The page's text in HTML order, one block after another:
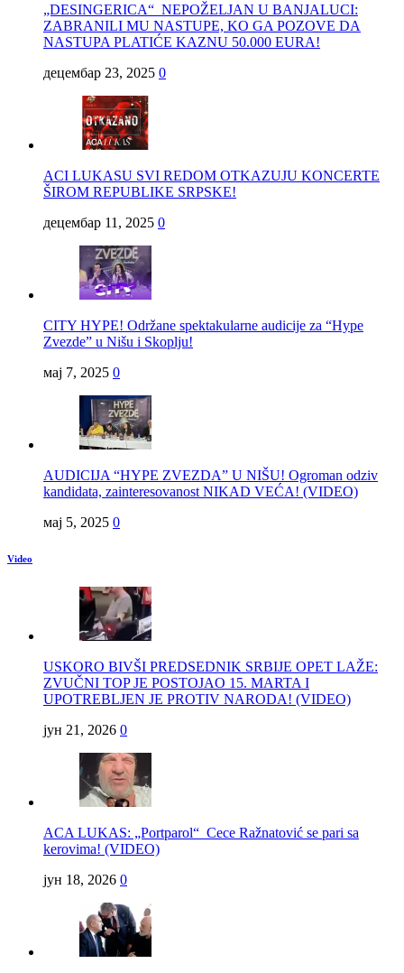
„DESINGERICA“ NEPOŽELJAN U BANJALUCI:
ZABRANILI MU NASTUPE, KO GA POZOVE DA
NASTUPA PLATIĆE KAZNU 50.000 EURA!
децембар 23, 2025 0
ACI LUKASU SVI REDOM OTKAZUJU KONCERTE
ŠIROM REPUBLIKE SRPSKE!
децембар 11, 2025 0
CITY HYPE! Održane spektakularne audicije za “Hype
Zvezde” u Nišu i Skoplju!
мај 7, 2025 0
AUDICIJA “HYPE ZVEZDA” U NIŠU! Ogroman odziv
kandidata, zainteresovanost NIKAD VEĆA! (VIDEO)
мај 5, 2025 0
Video
USKORO BIVŠI PREDSEDNIK SRBIJE OPET LAŽE:
ZVUČNI TOP JE POSTOJAO 15. MARTA I
UPOTREBLJEN JE PROTIV NARODA! (VIDEO)
јун 21, 2026 0
ACA LUKAS: „Portparol“ Cece Ražnatović se pari sa
kerovima! (VIDEO)
јун 18, 2026 0